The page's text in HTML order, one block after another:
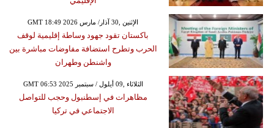
GMT 18:49 2026 الإثنين ,30 آذار/ مارس
باكستان تقود جهود وساطة إقليمية لوقف
الحرب وتطرح استضافة مفاوضات مباشرة بين
واشنطن وطهران
GMT 06:53 2025 الثلاثاء ,09 أيلول / سبتمبر
مظاهرات في إسطنبول وحجب للتواصل
الاجتماعي في تركيا